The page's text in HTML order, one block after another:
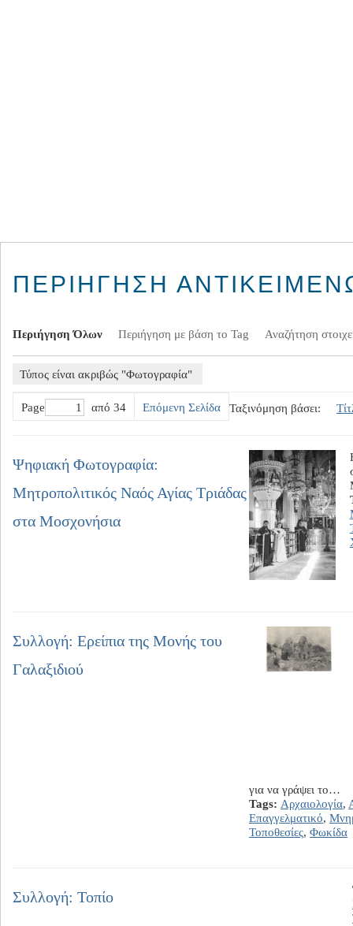
ΠΕΡΙΉΓΗΣΗ
Περιήγηση Όλων Περιήγηση με βάση το Tag Αναζήτηση
Τύπος είναι ακριβώς "Φωτογραφία"
Page από 34 Επόμενη Σελίδα Ταξινόμηση βάσει:
Ψηφιακή Φωτογραφία:
Μητροπολιτικός Ναός Αγίας Τριάδας
στα Μοσχονήσια
Συλλογή: Ερείπια της Μονής του
Γαλαξιδιού
για να γράψει το…
Tags: Αρχαιολογία,
Επαγγελματικό,
Τοποθεσίες, Φωκίδα
Συλλογή: Τοπίο